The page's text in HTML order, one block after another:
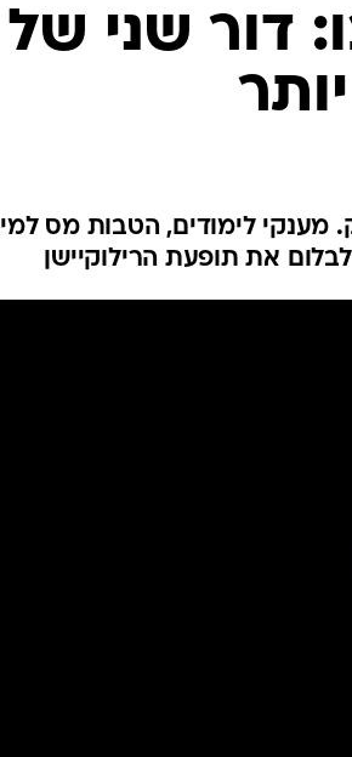
דור שני של
מענקי לימודים, הטבות מס למי
את תופעת הרילוקיישן